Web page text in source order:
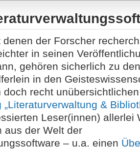
denen der Forscher
in seinen
gehören sicherlich zu
in den
doch recht
„Literaturverwaltung &
Leser(innen) allerlei
aus der Welt der
– u.a. einen